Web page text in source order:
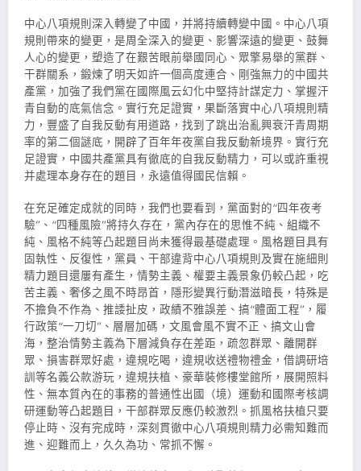
中心八項規則深入轉變了中國，并將持續轉變中國。中心八項
規則帶來的變更，是周全深入的變更、影響深遠的變更、鼓舞
人心的變更，塑造了在艱苦眼前舉國同心、眾擎易舉的黨群、
干群關系，鍛煉了明天如許一個高度連合、剛強無力的中國共
產黨，加強了我們黨在國際風云幻化中堅持計謀定力、掌握汗
青自動的底氣信念。實行充足證實，果斷落實中心八項規則精
力，豐盛了自我反動有用道路，找到了跳出治亂興衰汗青周期
率的第二個謎底，開辟了百年年夜黨自我反動新境界。實行充
足證實，中國共產黨具有徹底的自我反動精力，可以或許重視
并處理本身存在的題目，永遠值得國民信賴。
在充足確定成就的同時，我們也要看到，黨面對的“四年夜考
驗”、“四種風險”將持久存在，黨內存在的思惟不純、組織不
純、風格不純等凸起題目尚未獲得最基礎處理。風格題目具有
固執性、反復性，黨員、干部違背中心八項規則及實在施細則
精力題目還屢有產生，情勢主義、權要主義景象仍較凸起，吃
苦主義、奢侈之風不時昂首，隱形變異行動潛滋暗長，特殊是
不擔負不作為、推諉扯皮，政績不雅誤差、搞“體面工程”，履
行政策“一刀切”、層層加碼，文風會風不實不正、搞文山會
海，整治情勢主義為下層減負存在差距，疏忽群眾、離開群
眾、損害群眾好處，違規吃喝，違規收送禮物禮金，借調研培
訓等名義公款游玩，違規扶植、豪華裝修樓堂館所，展開照料
性、無本質內在的事務的普通性出國（境）運動和國際考核調
研運動等凸起題目，干部群眾反應仍較激烈。抓風格扶植只要
停止時、沒有完成時，深刻貫徹中心八項規則精力必需知難而
進、迎難而上，久久為功、常抓不懈。